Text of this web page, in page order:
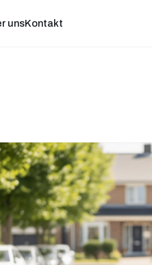
unsKontakt